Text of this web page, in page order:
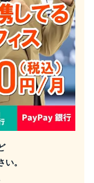
。